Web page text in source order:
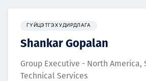
ГҮЙЦЭТГЭХ УДИРДЛАГА
Shankar Gopalan
Group Executive - North America,
Technical Services